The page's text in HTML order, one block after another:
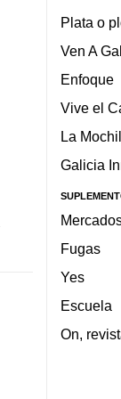
Plata o
Ven A
Enfoque
Vive el
La
Galicia
Fugas
Yes
Escuela
On,